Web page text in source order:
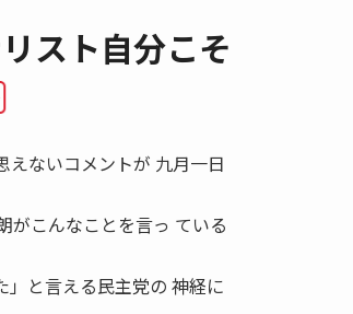
スト自分こそ
ないコメントが 九月一日
がこんなことを言っ ている
と言える民主党の 神経に